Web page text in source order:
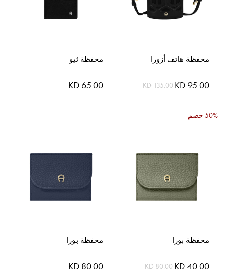
محفظة هاتف أزورا
السعر
KD 95.00
KD 135.00
محفظة ثيو
KD 65.00
50% خصم
محفظة بورا
السعر
KD 40.00
KD 80.00
محفظة بورا
KD 80.00